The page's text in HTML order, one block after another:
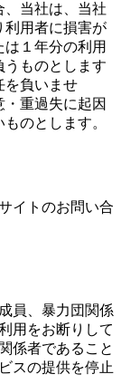
、当社は、当社
利用者に損害が
１年分の利用
うものとします
を負いませ
重過失に起因
のとします。
イトのお問い合
員、暴力団関係
用をお断りして
係者であること
スの提供を停止